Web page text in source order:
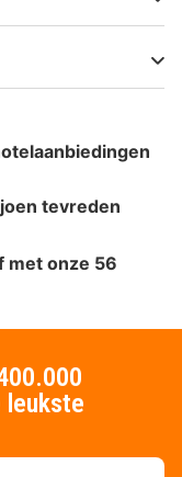
tevreden
met onze 56
leukste